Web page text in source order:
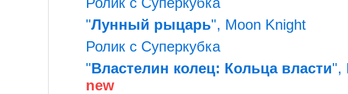
"Лунный рыцарь", Moon Knight
Ролик с Суперкубка
"Властелин колец: Кольца власти",
new